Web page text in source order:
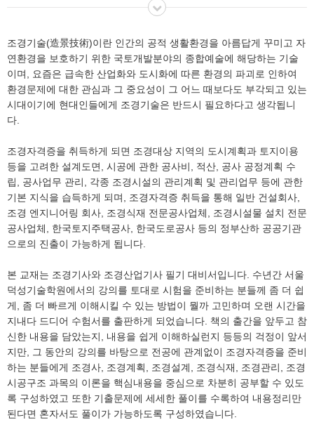
조경기술(造景技術)이란 인간의 공적 생활환경을 아름답게 꾸미고 자
연환경을 보호하기 위한 국토개발분야의 종합예술에 해당하는 기술
이며, 요즘은 급속한 산업화와 도시화에 따른 환경의 파괴로 인하여
환경문제에 대한 관심과 그 중요성이 그 어느 때보다도 부각되고 있는
시대이기에 현대인들에게 조경기술은 반드시 필요하다고 생각됩니
다.
조경자격증을 취득하게 되면 조경대상 지역의 도시계획과 토지이용
등을 고려한 설계도면, 시공에 관한 공사비, 적산, 공사 공정계획 수
립, 공사업무 관리, 각종 조경시설의 관리계획 및 관리업무 등에 관한
기본 지식을 습득하게 되며, 조경자격증 취득을 통해 일반 건설회사,
조경 엔지니어링 회사, 조경식재 전문공사업체, 조경시설물 설치 전문
공사업체, 한국토지주택공사, 한국도로공사 등의 정부산하 공공기관
으로의 진출이 가능하게 됩니다.
본 교재는 조경기사와 조경산업기사 필기 대비서입니다. 수년간 서울
덕성기술학원에서의 강의를 토대로 시험을 준비하는 분들께 좀 더 쉽
게, 좀 더 빠르게 이해시킬 수 있는 방법이 뭘까 고민하며 오랜 시간을
지내다 드디어 수험서를 출판하게 되었습니다. 책의 출간을 앞두고 참
신한 내용을 담았는지, 내용을 쉽게 이해하실런지 등등의 걱정이 앞서
지만, 그 동안의 강의를 바탕으로 전공에 관계없이 조경자격증을 준비
하는 분들에게 조경사, 조경계획, 조경설계, 조경식재, 조경관리, 조경
시공구조 과목의 이론을 핵심내용을 중심으로 차분히 공부할 수 있도
록 구성하였고 또한 기출문제에 세세한 풀이를 수록하여 내용정리만
된다면 혼자서도 풀이가 가능하도록 구성하였습니다.